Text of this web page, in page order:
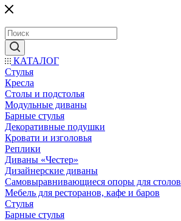
КАТАЛОГ
Стулья
Кресла
Столы и подстолья
Модульные диваны
Барные стулья
Декоративные подушки
Кровати и изголовья
Реплики
Диваны «Честер»
Дизайнерские диваны
Самовыравнивающиеся опоры для столов
Мебель для ресторанов, кафе и баров
Стулья
Барные стулья